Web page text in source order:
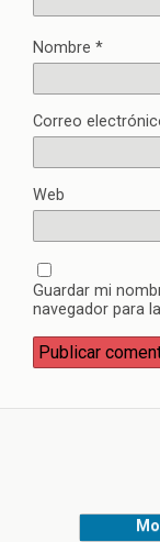
Nombre *
Correo
Web
Guardar mi
navegador para